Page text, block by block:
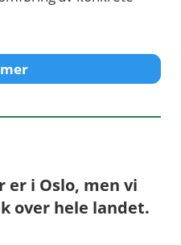
i Oslo, men vi
over hele landet.